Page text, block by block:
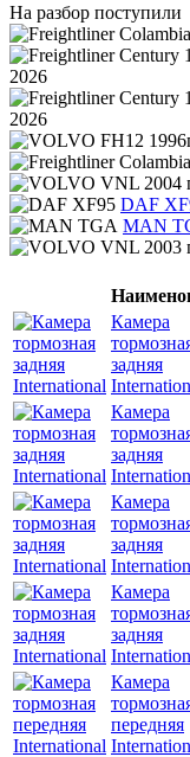
На разбор поступили
2026
2026
DAF
MAN
Камера
задняя
Камера
задняя
Камера
задняя
Камера
задняя
Камера
передняя